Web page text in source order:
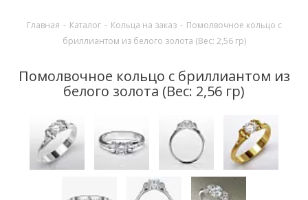
Главная - Каталог - Кольца на заказ - Помолвочное кольцо с
бриллиантом из белого золота (Вес: 2,56 гр)
Помолвочное кольцо с бриллиантом из
белого золота (Вес: 2,56 гр)